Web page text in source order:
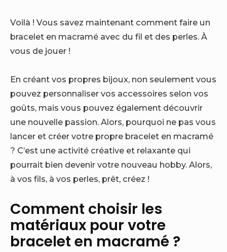
Voilà ! Vous savez maintenant comment faire un
bracelet en macramé avec du fil et des perles. À
vous de jouer !
En créant vos propres bijoux, non seulement vous
pouvez personnaliser vos accessoires selon vos
goûts, mais vous pouvez également découvrir
une nouvelle passion. Alors, pourquoi ne pas vous
lancer et créer votre propre bracelet en macramé
? C’est une activité créative et relaxante qui
pourrait bien devenir votre nouveau hobby. Alors,
à vos fils, à vos perles, prêt, créez !
Comment choisir les
matériaux pour votre
bracelet en macramé ?